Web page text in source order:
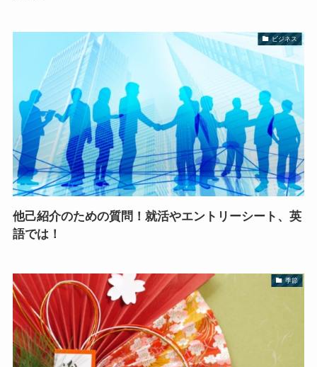
ビジネス
他己紹介のための質問！就活やエントリーシート、英
語では！
季節